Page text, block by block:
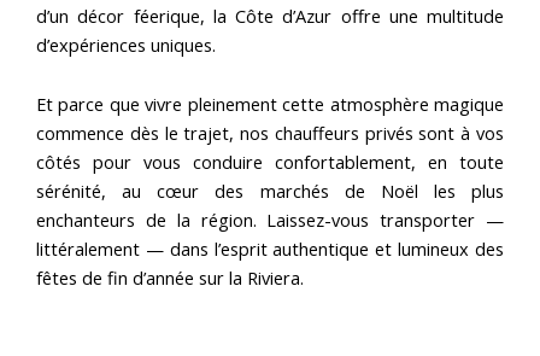
d’un décor féerique, la Côte d’Azur offre une multitude
d’expériences uniques.
Et parce que vivre pleinement cette atmosphère magique
commence dès le trajet, nos chauffeurs privés sont à vos
côtés pour vous conduire confortablement, en toute
sérénité, au cœur des marchés de Noël les plus
enchanteurs de la région. Laissez-vous transporter —
littéralement — dans l’esprit authentique et lumineux des
fêtes de fin d’année sur la Riviera.